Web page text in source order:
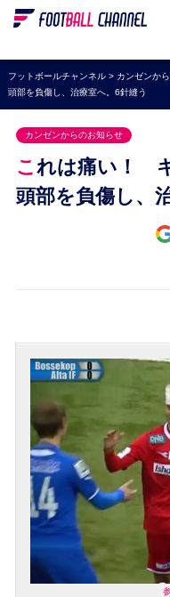
WEリーグ
海外サッカー
プレミアリーグ
ラ・リーガ
セリエA
ブンデスリーガ
フットボールチャンネル> カンゼンか
頭部を負傷し、治療室へ。6針縫う
カンゼンからのお知らせ
これは痛い！ キックオフ直前に選手が
頭部を負傷し、